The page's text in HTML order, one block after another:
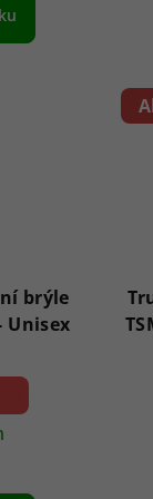
brýle
AVGSR 5BK 63 - Unisex